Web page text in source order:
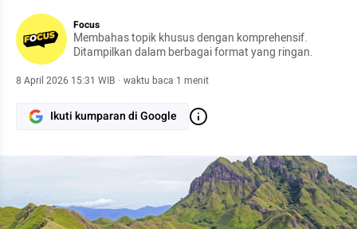
Focus
Membahas topik khusus dengan komprehensif.
Ditampilkan dalam berbagai format yang ringan.
8 April 2026 15:31 WIB · waktu baca 1 menit
Ikuti kumparan di Google